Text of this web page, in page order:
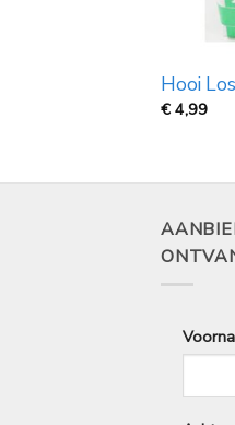
Hooi
€ 4,99